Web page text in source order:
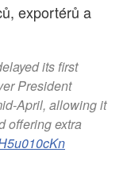
exportérů a
its first
President
April, allowing it
offering extra